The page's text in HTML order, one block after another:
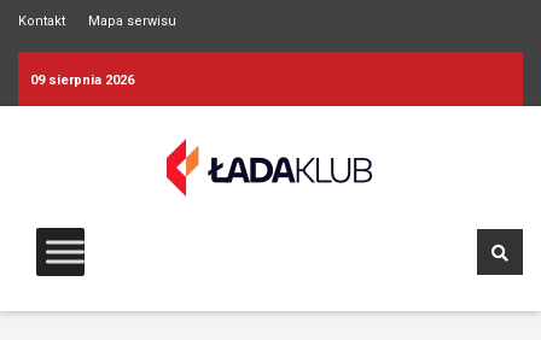
Kontakt Mapa serwisu
09 sierpnia 2026